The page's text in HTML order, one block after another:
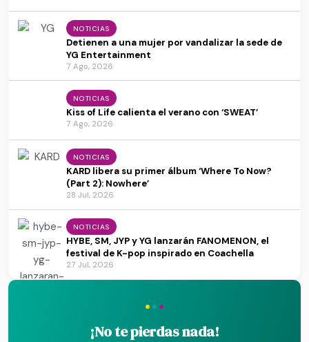
NOTICIAS
Detienen a una mujer por vandalizar la sede de
YG Entertainment
7 Ago, 2026
NOTICIAS
Kiss of Life calienta el verano con ‘SWEAT’
7 Ago, 2026
NOTICIAS
KARD libera su primer álbum ‘Where To Now?
(Part 2): Nowhere’
28 Jul, 2026
NOTICIAS
HYBE, SM, JYP y YG lanzarán FANOMENON, el
festival de K-pop inspirado en Coachella
27 Jul, 2026
···
¡No te pierdas nada!